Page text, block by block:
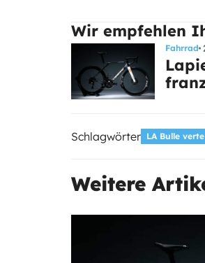
Wir empfehlen
Fahrrad
Schlagwörter LA Bulle verte
Weitere